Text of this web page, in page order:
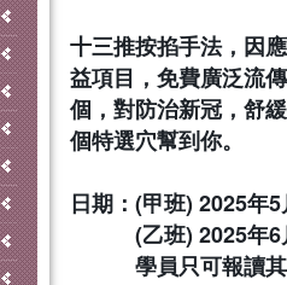
十三推按掐手法，因
益項目，免費廣泛流
個，對防治新冠，舒
個特選穴幫到你。
日期：(甲班) 2025年
(乙班) 2025年6
學員只可報讀其